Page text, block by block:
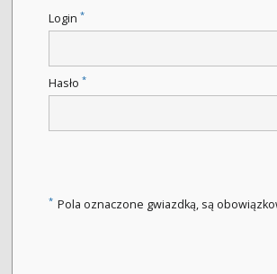
Login *
Hasło *
* Pola oznaczone gwiazdką, są